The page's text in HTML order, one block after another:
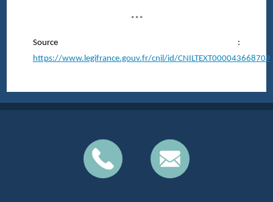
***
Source :
https://www.legifrance.gouv.fr/cnil/id/CNILTEXT000043668709